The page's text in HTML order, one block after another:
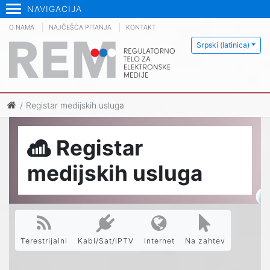
NAVIGACIJA
Srpski (latinica)
O NAMA NAJČEŠĆA PITANJA KONTAKT
Registar medijskih usluga
Registar
medijskih usluga
Terestrijalni Kabl/Sat/IPTV Internet Na zahtev